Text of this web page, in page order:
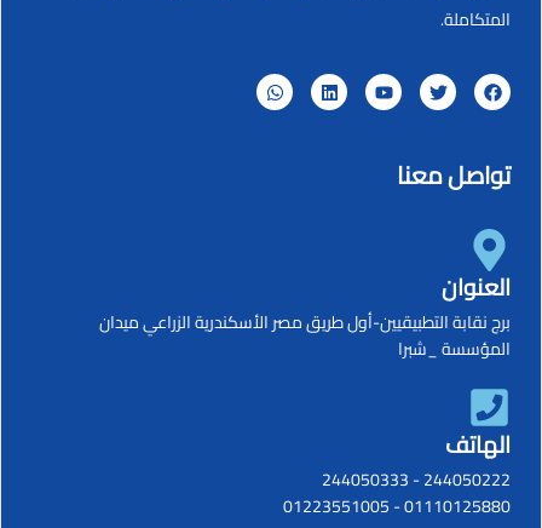
المتكاملة.
تواصل معنا
العنوان
برج نقابة التطبيقيين-أول طريق مصر الأسكندرية الزراعي ميدان
المؤسسة _شبرا
الهاتف
244050222
-
244050333
01110125880
-
01223551005